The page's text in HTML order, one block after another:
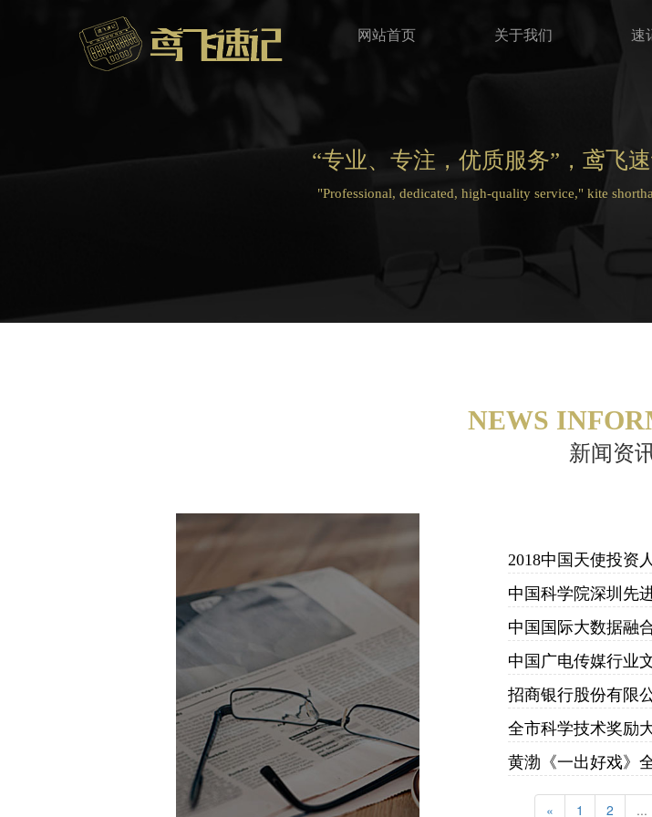
网站首页 关于我们 速
"Professional, dedicated, high-quality service," kite
“专业、专注，优质服务”，鸢飞
NEWS
新闻资
2018中国天使投资
中国国际大数据融
中国广电传媒行业
招商银行股份有限
全市科学技术奖励
黄渤《一出好戏》
« 1 2 ...